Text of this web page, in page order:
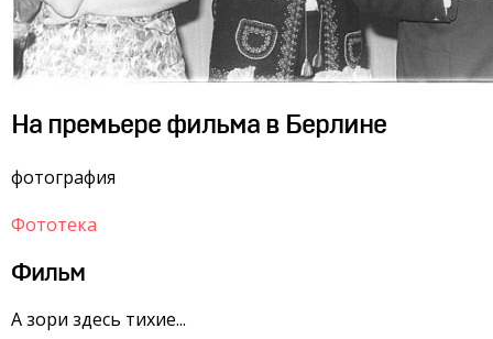
На премьере фильма в Берлине
фотография
Фототека
Фильм
А зори здесь тихие...